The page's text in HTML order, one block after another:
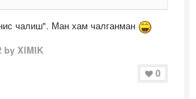
чалиш". Ман хам чалганман
by XIMIK
0